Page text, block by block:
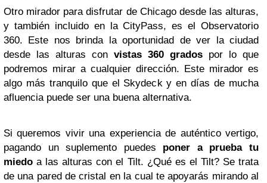
Otro mirador para disfrutar de Chicago desde las alturas,
y también incluido en la CityPass, es el Observatorio
360. Este nos brinda la oportunidad de ver la ciudad
desde las alturas con vistas 360 grados por lo que
podremos mirar a cualquier dirección. Este mirador es
algo más tranquilo que el Skydeck y en días de mucha
afluencia puede ser una buena alternativa.
Si queremos vivir una experiencia de auténtico vertigo,
pagando un suplemento puedes poner a prueba tu
miedo a las alturas con el Tilt. ¿Qué es el Tilt? Se trata
de una pared de cristal en la cual te apoyarás mirando al